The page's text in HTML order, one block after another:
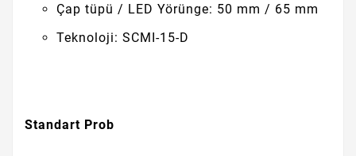
Çap tüpü / LED Yörünge: 50 mm / 65 mm
Teknoloji: SCMI-15-D
Standart Prob